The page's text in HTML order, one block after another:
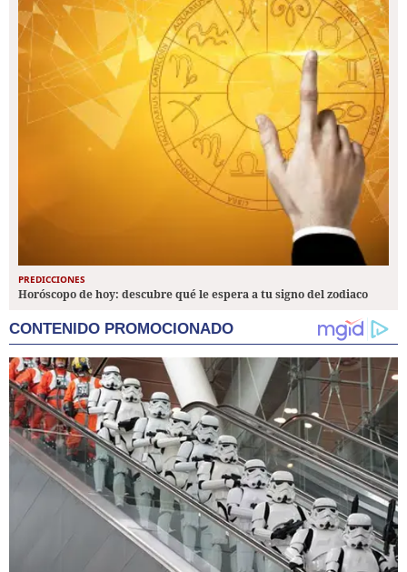
PREDICCIONES
Horóscopo de hoy: descubre qué le espera a tu signo del zodiaco
CONTENIDO PROMOCIONADO